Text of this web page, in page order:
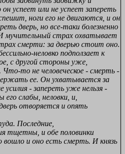
успеет или не успеет запереть
ноги его не двигаются, и он
дверь, но все-таки болезненно
мучительный страх охватывает
смерти: за дверью стоит оно.
неловко подползает к
с другой стороны уже,
Что-то не человеческое - смерть -
ее. Он ухватывается за
усилия - запереть уже нельзя -
слабы, неловки, и,
отворяется и опять
Последние,
тщетны, и обе половинки
вошло и оно есть смерть. И князь